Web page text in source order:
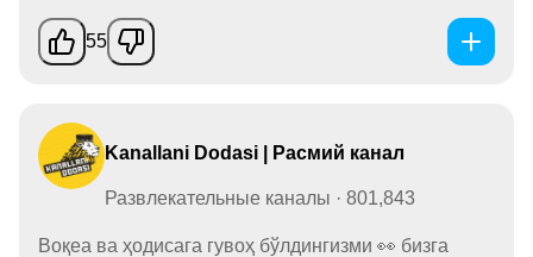
55
Kanallani Dodasi | Расмий канал
Развлекательные каналы · 801,843
Воқеа ва ҳодисага гувоҳ бўлдингизми 👀 бизга